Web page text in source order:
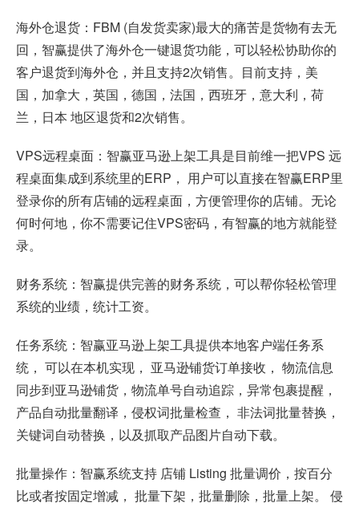
海外仓退货：FBM (自发货卖家)最大的痛苦是货物有去无
回，智赢提供了海外仓一键退货功能，可以轻松协助你的
客户退货到海外仓，并且支持2次销售。目前支持，美
国，加拿大，英国，德国，法国，西班牙，意大利，荷
兰，日本 地区退货和2次销售。
VPS远程桌面：智赢亚马逊上架工具是目前维一把VPS 远
程桌面集成到系统里的ERP， 用户可以直接在智赢ERP里
登录你的所有店铺的远程桌面，方便管理你的店铺。无论
何时何地，你不需要记住VPS密码，有智赢的地方就能登
录。
财务系统：智赢提供完善的财务系统，可以帮你轻松管理
系统的业绩，统计工资。
任务系统：智赢亚马逊上架工具提供本地客户端任务系
统， 可以在本机实现， 亚马逊铺货订单接收， 物流信息
同步到亚马逊铺货，物流单号自动追踪，异常包裹提醒，
产品自动批量翻译，侵权词批量检查， 非法词批量替换，
关键词自动替换，以及抓取产品图片自动下载。
批量操作：智赢系统支持 店铺 Listing 批量调价，按百分
比或者按固定增减， 批量下架，批量删除，批量上架。 侵